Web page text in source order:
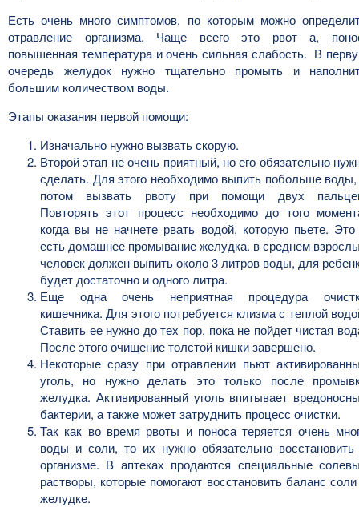
Есть очень много симптомов, по которым можно
отравление организма. Чаще всего это рвот а,
повышенная температура и очень сильная слабость. В
очередь желудок нужно тщательно промыть и
большим количеством воды.
Этапы оказания первой помощи:
Изначально нужно вызвать скорую.
Второй этап не очень приятный, но его обязательно
сделать. Для этого необходимо выпить побольше
потом вызвать рвоту при помощи двух
Повторять этот процесс необходимо до того
когда вы не начнете рвать водой, которую пьете.
есть домашнее промывание желудка. в среднем
человек должен выпить около 3 литров воды, для
будет достаточно и одного литра.
Еще одна очень неприятная процедура
кишечника. Для этого потребуется клизма с теплой
Ставить ее нужно до тех пор, пока не пойдет чистая
После этого очищение толстой кишки завершено.
Некоторые сразу при отравлении пьют
уголь, но нужно делать это только после
желудка. Активированный уголь впитывает
бактерии, а также может затруднить процесс очистки.
Так как во время рвоты и поноса теряется очень
воды и соли, то их нужно обязательно
организме. В аптеках продаются специальные
растворы, которые помогают восстановить баланс
желудке.